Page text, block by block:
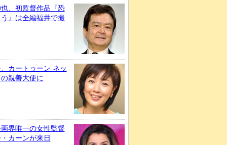
、初監督作品『恐
』は全編福井で撮
カートゥーン ネッ
親善大使に
界唯一の女性監督
カーンが来日